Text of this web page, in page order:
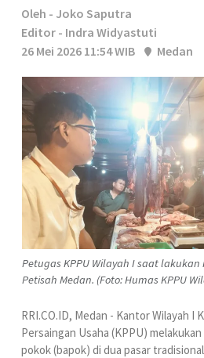
Oleh - Joko Saputra
Editor - Indra Widyastuti
26 Mei 2026 11:54 WIB
Medan
Petugas KPPU Wilayah I saat
Petisah Medan. (Foto: Humas KPPU
RRI.CO.ID, Medan - Kantor Wilayah I
Persaingan Usaha (KPPU)
pokok (bapok) di dua pasar